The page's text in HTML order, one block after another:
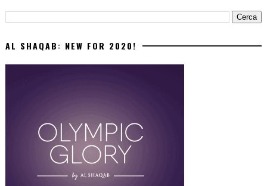
AL SHAQAB: NEW FOR 2020!